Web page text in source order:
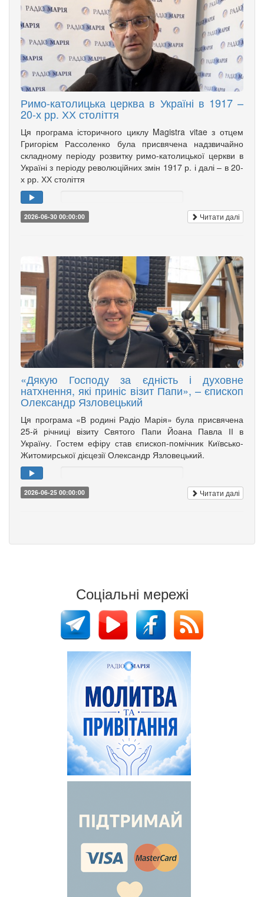
Римо-католицька церква в Україні в 1917 –
20-х рр. ХХ століття
Ця програма історичного циклу Magistra vitae з отцем
Григорієм Рассоленко була присвячена надзвичайно
складному періоду розвитку римо-католицької церкви в
Україні з періоду революційних змін 1917 р. і далі – в 20-
х рр. ХХ століття
2026-06-30 00:00:00 Читати далі
«Дякую Господу за єдність і духовне
натхнення, які приніс візит Папи», – єпископ
Олександр Язловецький
Ця програма «В родині Радіо Марія» була присвячена
25-й річниці візиту Святого Папи Йоана Павла ІІ в
Україну. Гостем ефіру став єпископ-помічник Київсько-
Житомирської дієцезії Олександр Язловецький.
2026-06-25 00:00:00 Читати далі
Соціальні мережі